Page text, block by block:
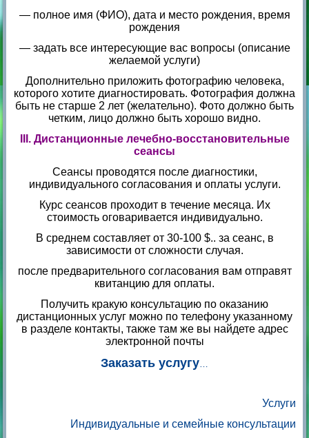
— полное имя (ФИО), дата и место рождения, время
рождения
— задать все интересующие вас вопросы (описание
желаемой услуги)
Дополнительно приложить фотографию человека,
которого хотите диагностировать. Фотография должна
быть не старше 2 лет (желательно). Фото должно быть
четким, лицо должно быть хорошо видно.
III. Дистанционные лечебно-восстановительные
сеансы
Сеансы проводятся после диагностики,
индивидуального согласования и оплаты услуги.
Курс сеансов проходит в течение месяца. Их
стоимость оговаривается индивидуально.
В среднем составляет от 30-100 $.. за сеанс, в
зависимости от сложности случая.
после предварительного согласования вам отправят
квитанцию для оплаты.
Получить кракую консультацию по оказанию
дистанционных услуг можно по телефону указанному
в разделе контакты, также там же вы найдете адрес
электронной почты
Заказать услугу…
Услуги
Индивидуальные и семейные консультации